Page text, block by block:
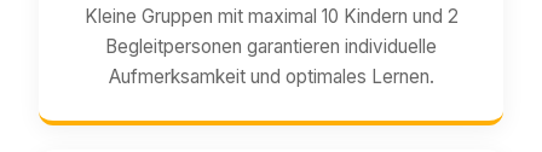
Kleine Gruppen mit maximal 10 Kindern und 2
Begleitpersonen garantieren individuelle
Aufmerksamkeit und optimales Lernen.